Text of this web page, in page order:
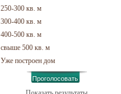
250-300 кв. м
300-400 кв. м
400-500 кв. м
свыше 500 кв. м
Уже построен дом